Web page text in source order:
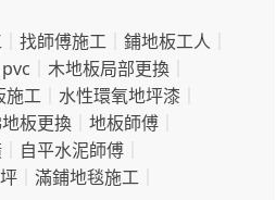
找師傅施工 鋪地板工人
pvc 木地板局部更換
施工 水性環氧地坪漆
板更換 地板師傅
自平水泥師傅
滿鋪地毯施工